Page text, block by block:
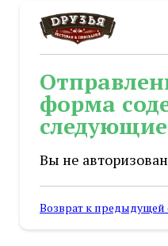
форма
Вы не
Возврат к предыдущей